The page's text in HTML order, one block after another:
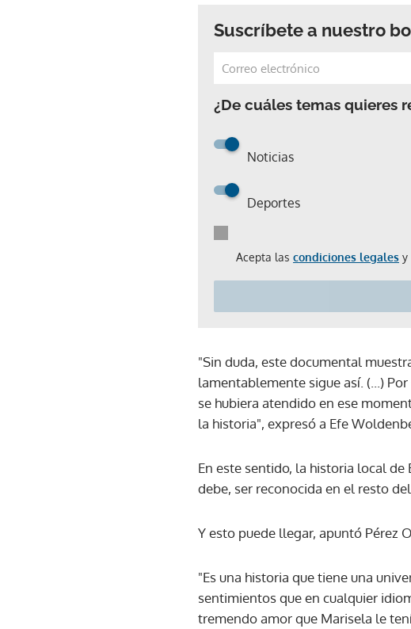
Suscríbete a nuestro
¿De cuáles temas quieres
Noticias
Deportes
Acepta las condiciones legales y
"Sin duda, este documental
lamentablemente sigue así. (...)
se hubiera atendido en ese
la historia", expresó a Efe
En este sentido, la historia local
debe, ser reconocida en el resto
Y esto puede llegar, apuntó Pérez
"Es una historia que tiene una
sentimientos que en cualquier
tremendo amor que Marisela le